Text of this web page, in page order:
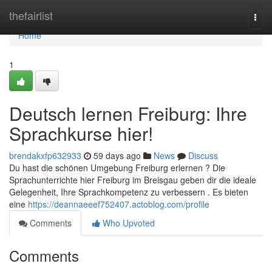
thefairlist
Home
Home
1
Deutsch lernen Freiburg: Ihre
Sprachkurse hier!
brendakxfp632933 59 days ago News
Discuss
Du hast die schönen Umgebung Freiburg erlernen ? Die
Sprachunterrichte hier Freiburg im Breisgau geben dir die ideale
Gelegenheit, Ihre Sprachkompetenz zu verbessern . Es bieten
eine https://deannaeeef752407.actoblog.com/profile
Comments
Who Upvoted
Comments